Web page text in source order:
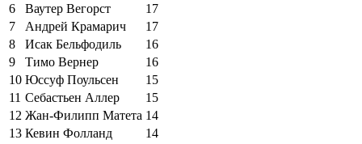
6
Ваутер Вегорст
17
7
Андрей Крамарич
17
8
Исак Бельфодиль
16
9
Тимо Вернер
16
10 Юссуф Поульсен
15
11 Себастьен Аллер
15
12 Жан-Филипп Матета 14
13 Кевин Фолланд
14